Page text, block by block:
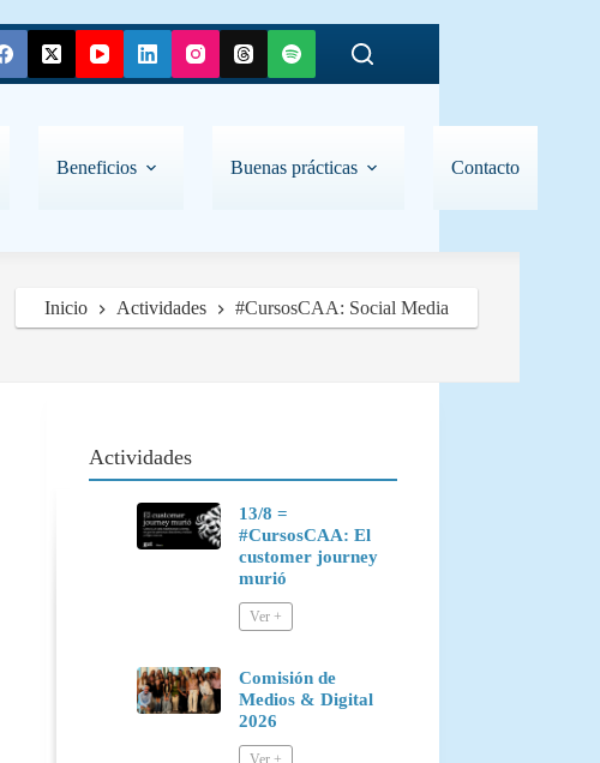
Beneficios Buenas prácticas Contacto
Inicio Actividades #CursosCAA: Social Media
Actividades
13/8 =
#CursosCAA: El
customer journey
murió
Comisión de
Medios & Digital
2026